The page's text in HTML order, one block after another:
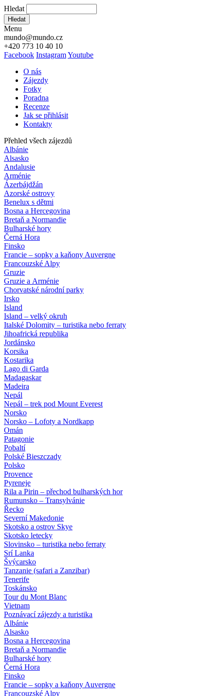
Hledat
Hledat
Menu
mundo@mundo.cz
+420 773 10 40 10
Facebook InstagramYoutube
O nás
Zájezdy
Fotky
Poradna
Recenze
Jak se přihlásit
Kontakty
Přehled všech zájezdů
Albánie
Alsasko
Andalusie
Arménie
Ázerbájdžán
Azorské ostrovy
Benelux s dětmi
Bosna a Hercegovina
Bretaň a Normandie
Bulharské hory
Černá Hora
Finsko
Francie – sopky a kaňony Auvergne
Francouzské Alpy
Gruzie
Gruzie a Arménie
Chorvatské národní parky
Irsko
Island
Island – velký okruh
Italské Dolomity – turistika nebo ferraty
Jihoafrická republika
Jordánsko
Korsika
Kostarika
Lago di Garda
Madagaskar
Madeira
Nepál
Nepál – trek pod Mount Everest
Norsko
Norsko – Lofoty a Nordkapp
Omán
Patagonie
Pobaltí
Polské Bieszczady
Polsko
Provence
Pyreneje
Rila a Pirin – přechod bulharských hor
Rumunsko – Transylvánie
Řecko
Severní Makedonie
Skotsko a ostrov Skye
Skotsko letecky
Slovinsko – turistika nebo ferraty
Srí Lanka
Švýcarsko
Tanzanie (safari a Zanzibar)
Tenerife
Toskánsko
Tour du Mont Blanc
Vietnam
Poznávací zájezdy a turistika
Albánie
Alsasko
Bosna a Hercegovina
Bretaň a Normandie
Bulharské hory
Černá Hora
Finsko
Francie – sopky a kaňony Auvergne
Francouzské Alpy